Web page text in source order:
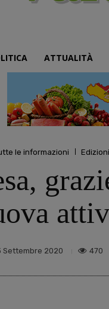
ATTUALITÀ
le informazioni
Settembre 2020 470